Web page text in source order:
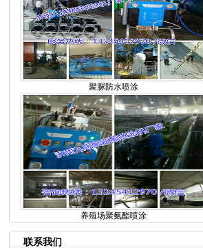
聚脲防水喷涂
养殖场聚氨酯喷涂
联系我们